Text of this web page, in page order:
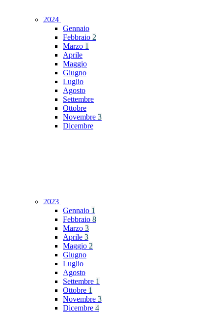
2024
Gennaio
Febbraio 2
Marzo 1
Aprile
Maggio
Giugno
Luglio
Agosto
Settembre
Ottobre
Novembre 3
Dicembre
2023
Gennaio 1
Febbraio 8
Marzo 3
Aprile 3
Maggio 2
Giugno
Luglio
Agosto
Settembre 1
Ottobre 1
Novembre 3
Dicembre 4